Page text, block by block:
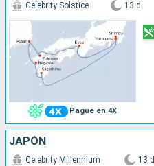
Pague en 4X
Celebrity Solstice 13 d
JAPÓN
Celebrity Millennium 13 d